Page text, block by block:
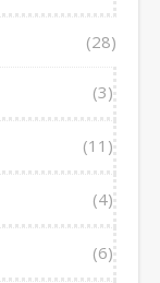
(28)
(3)
(11)
(4)
(6)